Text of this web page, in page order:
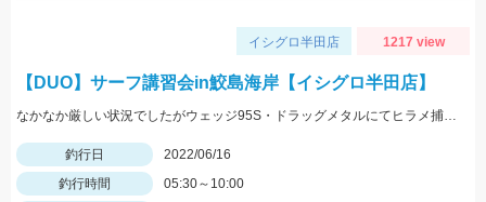
イシグロ半田店 1217 view
【DUO】サーフ講習会in鮫島海岸【イシグロ半田店】
なかなか厳しい状況でしたがウェッジ95S・ドラッグメタルにてヒラメ捕獲!!
釣行日
2022/06/16
釣行時間
05:30～10:00